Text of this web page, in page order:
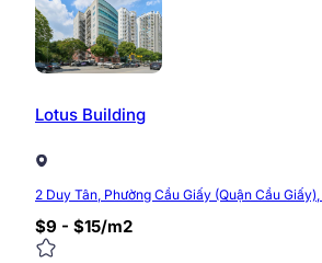
đa dạng.Giá thuê văn phòng
diện tích. Có đàm phán với diện
Phí ngoài giờ: 660 VNĐ/m2/
Liên hệ
Website:
https://
Hotline:
Lotus Building
2 Duy Tân, Phường Cầu Giấy (Quận Cầu
$9 - $15/m2